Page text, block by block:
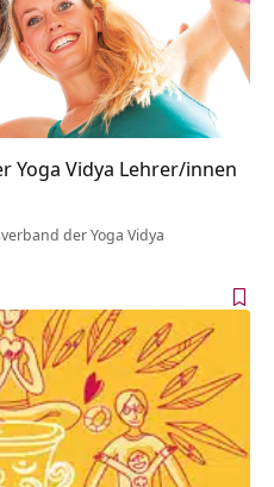
Yoga Vidya Lehrer/innen
der Yoga Vidya